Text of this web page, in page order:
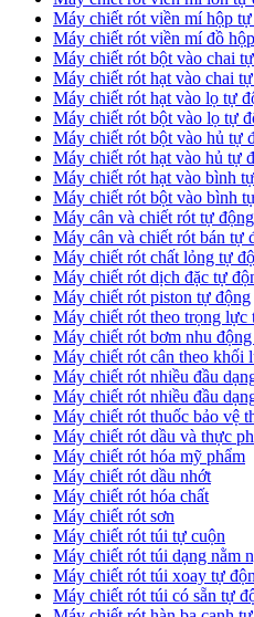
Máy chiết rót viền mí hộp
Máy chiết rót viền mí đồ
Máy chiết rót bột vào chai
Máy chiết rót hạt vào chai
Máy chiết rót hạt vào lọ tự
Máy chiết rót bột vào lọ tự
Máy chiết rót bột vào hủ tự
Máy chiết rót hạt vào hủ tự
Máy chiết rót hạt vào bình
Máy chiết rót bột vào bình
Máy cân và chiết rót tự động
Máy cân và chiết rót bán tự
​Máy chiết rót chất lỏng tự
​Máy chiết rót dịch đặc tự
Máy chiết rót piston tự động
Máy chiết rót theo trọng lực
​Máy chiết rót bơm nhu
Máy chiết rót cân theo khối
​Máy chiết rót nhiều đầu
​Máy chiết rót nhiều đầu
Máy chiết rót thuốc bảo vệ
Máy chiết rót dầu và thực
Máy chiết rót hóa mỹ phẩm
Máy chiết rót dầu nhớt
Máy chiết rót hóa chất
Máy chiết rót sơn
Máy chiết rót túi tự cuộn
Máy chiết rót túi dạng nằm
Máy chiết rót túi xoay tự
Máy chiết rót túi có sẵn tự